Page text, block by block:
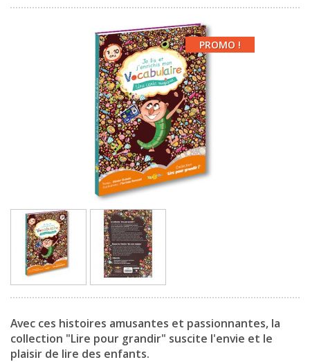
PROMO !
Avec ces histoires amusantes et passionnantes, la
collection "Lire pour grandir" suscite l'envie et le
plaisir de lire des enfants.